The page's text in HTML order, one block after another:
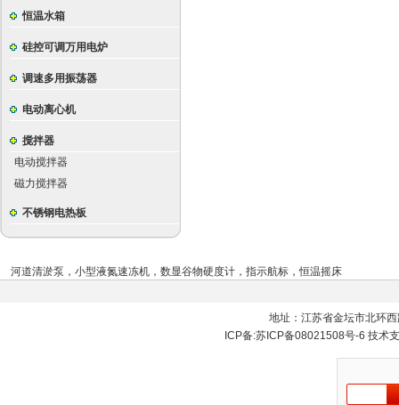
恒温水箱
硅控可调万用电炉
调速多用振荡器
电动离心机
搅拌器
电动搅拌器
磁力搅拌器
不锈钢电热板
河道清淤泵 ， 小型液氮速冻机 ， 数显谷物硬度计 ， 指示航标 ，恒温摇床
地址：江苏省金坛市北环
ICP备:苏ICP备08021508号-6 技术